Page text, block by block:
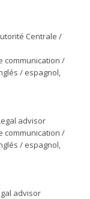
Centrale /
communication /
/ espagnol,
advisor
communication /
/ espagnol,
advisor